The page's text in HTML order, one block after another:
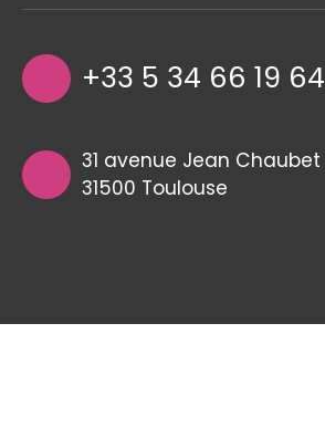
+33 5 34 66 19 64
31 avenue Jean Chaubet
31500 Toulouse